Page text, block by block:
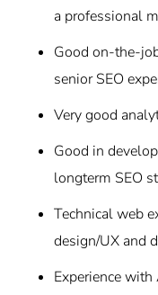
a professional
Good on-the-
senior SEO
Very good
Good in
longterm SEO
Technical web
design/UX and
Experience